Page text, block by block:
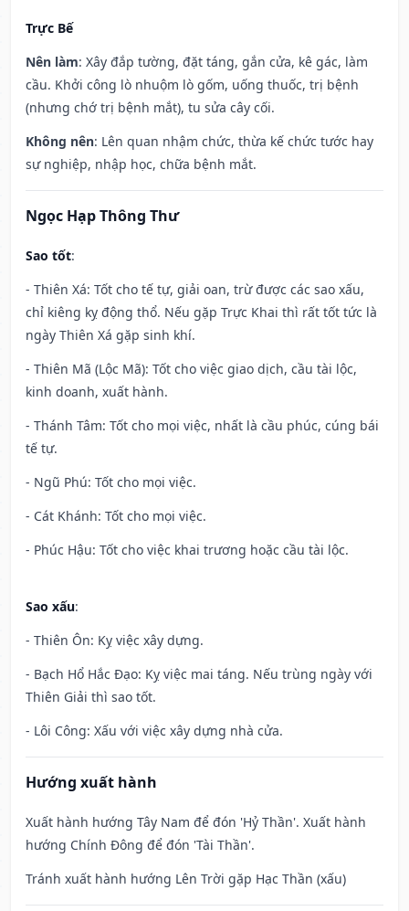
Trực Bế
Nên làm: Xây đắp tường, đặt táng, gắn cửa, kê gác, làm
cầu. Khởi công lò nhuộm lò gốm, uống thuốc, trị bệnh
(nhưng chớ trị bệnh mắt), tu sửa cây cối.
Không nên: Lên quan nhậm chức, thừa kế chức tước hay
sự nghiệp, nhập học, chữa bệnh mắt.
Ngọc Hạp Thông Thư
Sao tốt:
- Thiên Xá: Tốt cho tế tự, giải oan, trừ được các sao xấu,
chỉ kiêng kỵ động thổ. Nếu gặp Trực Khai thì rất tốt tức là
ngày Thiên Xá gặp sinh khí.
- Thiên Mã (Lộc Mã): Tốt cho việc giao dịch, cầu tài lộc,
kinh doanh, xuất hành.
- Thánh Tâm: Tốt cho mọi việc, nhất là cầu phúc, cúng bái
tế tự.
- Ngũ Phú: Tốt cho mọi việc.
- Cát Khánh: Tốt cho mọi việc.
- Phúc Hậu: Tốt cho việc khai trương hoặc cầu tài lộc.
Sao xấu:
- Thiên Ôn: Kỵ việc xây dựng.
- Bạch Hổ Hắc Đạo: Kỵ việc mai táng. Nếu trùng ngày với
Thiên Giải thì sao tốt.
- Lôi Công: Xấu với việc xây dựng nhà cửa.
Hướng xuất hành
Xuất hành hướng Tây Nam để đón 'Hỷ Thần'. Xuất hành
hướng Chính Đông để đón 'Tài Thần'.
Tránh xuất hành hướng Lên Trời gặp Hạc Thần (xấu)